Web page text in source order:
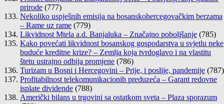
prirode (777)
Nekoliko uspješnih emisija na bosanskohercegovačkim berzama
– Rame uz rame (779)
Likvidnost Mtela a.d. Banjaluka – Značajno poboljšanje (785)
Kako povećati likvidnost bosanskog gospodarstva u svjetlu neke
buduće kreditne krize? – Zemlja koja tvrdoglavo i na vlastitu
štetu ustrajno odbija promjene (786)
Turizam u Bosni i Hercegovini – Prije, i poslije, pandemije (787)
Profitabilnost telekomunikacionih preduzeća – Garant redovne
isplate dividende (788)
Američki bilans u trgovini sa ostatkom sveta – Plaza sporazum